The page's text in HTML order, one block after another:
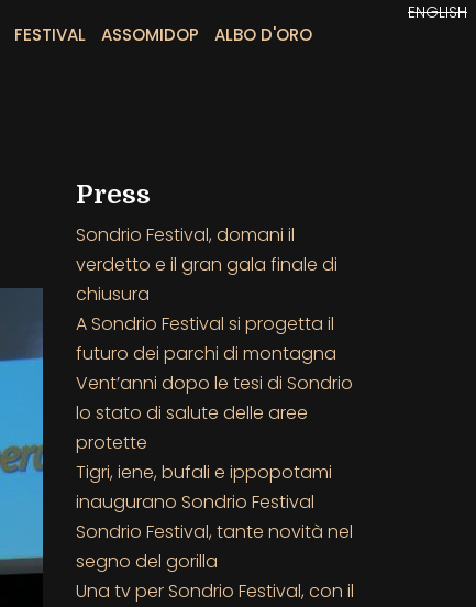
FESTIVAL ASSOMIDOP ALBO D'ORO
ENGLISH
Press
Sondrio Festival, domani il
verdetto e il gran gala finale di
chiusura
A Sondrio Festival si progetta il
futuro dei parchi di montagna
Vent’anni dopo le tesi di Sondrio
lo stato di salute delle aree
protette
Tigri, iene, bufali e ippopotami
inaugurano Sondrio Festival
Sondrio Festival, tante novità nel
segno del gorilla
Una tv per Sondrio Festival, con il